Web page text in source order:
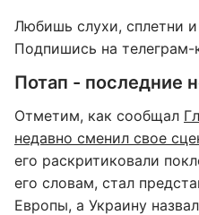
Любишь слухи, сплетни
Подпишись на телеграм-
Потап - последние
Отметим, как сообщал
недавно сменил свое
его раскритиковали
его словам, стал
Европы, а Украину